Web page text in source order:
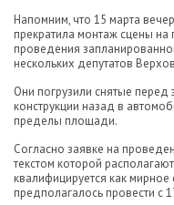
Напомним, что 15 марта
прекратила монтаж сцены
проведения
нескольких депутатов
Они погрузили снятые перед
конструкции назад в
пределы площади.
Согласно заявке на
текстом которой
квалифицируется как
предполагалось провести с